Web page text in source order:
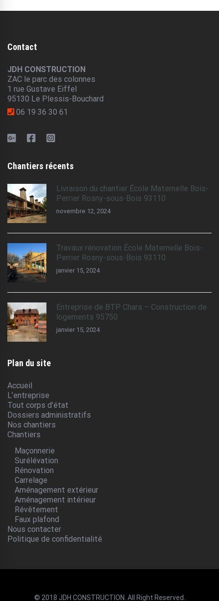
Contact
JDH CONSTRUCTION
ZAC le parc des colonnes
1 rue Gustave Eiffel
95130 Le Plessis-Bouchard
06 19 36 30 61
Chantiers récents
Livraison du chantier École Maternelle Bois-
Perrier Rosny-sous-Bois 93110
novembre 12, 2024
Travaux rénovation École Maternelle Bois-
Perrier Rosny-sous-Bois 93110
janvier 15, 2024
Entreprise de BTP Chars – Construction de
logements 95750
janvier 15, 2024
Plan du site
Accueil
L’entreprise
Tout corps d’état
Dossiers administratifs
Nos chantiers
Chantiers
Maçonnerie
Surélévation
Rénovation
Carrelage
Aménagement extérieur
Aménagement intérieur
Révêtement
Faux plafond
Nous contacter
Politique de confidentialité
© 2018 JDH CONSTRUCTION. All Right Reserved.